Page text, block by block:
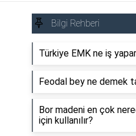
Bilgi Rehberi
Türkiye EMK ne iş
Feodal bey ne demek
Bor madeni en çok
için kullanılır?